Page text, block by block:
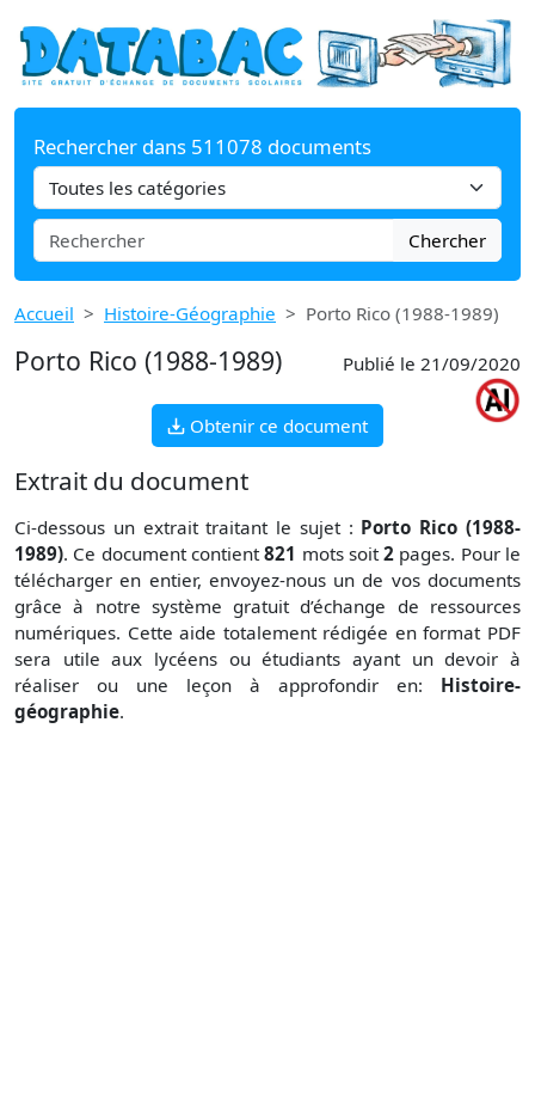
Rechercher dans 511078 documents
Chercher
Accueil Histoire-Géographie Porto Rico (1988-1989)
Porto Rico (1988-1989) Publié le 21/09/2020
Obtenir ce document
Extrait du document
Ci-dessous un extrait traitant le sujet : Porto Rico (1988-
1989). Ce document contient821 mots soit2 pages. Pour le
télécharger en entier, envoyez-nous un de vos documents
grâce à notre système gratuitd’échange de ressources
numériques. Cette aide totalement rédigée en format PDF
sera utile aux lycéens ou étudiants ayant un devoir à
réaliser ou une leçon à approfondir en: Histoire-
géographie.